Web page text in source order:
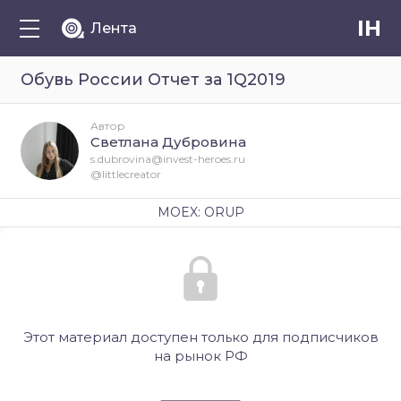
Лента IH
Обувь России Отчет за 1Q2019
Этот материал доступен только для подписчиков
на рынок РФ
Автор
Светлана Дубровина
s.dubrovina@invest-heroes.ru
@littlecreator
MOEX: ORUP